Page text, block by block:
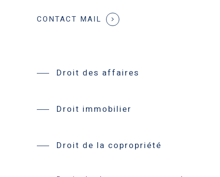
CONTACT MAIL
Droit des affaires
Droit immobilier
Droit de la copropriété